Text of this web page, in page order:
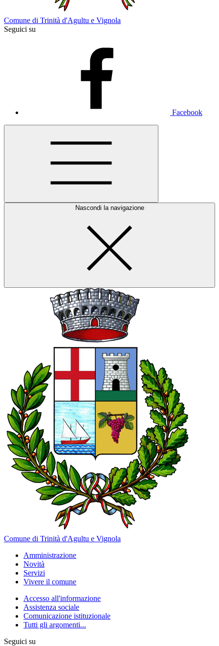
Comune di Trinità d'Agultu e Vignola
Seguici su
Facebook
Nascondi la navigazione
Comune di Trinità d'Agultu e Vignola
Amministrazione
Novità
Servizi
Vivere il comune
Accesso all'informazione
Assistenza sociale
Comunicazione istituzionale
Tutti gli argomenti...
Seguici su